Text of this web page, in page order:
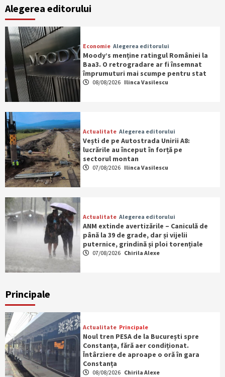
Alegerea editorului
Economie Alegerea editorului
Moody’s menține ratingul României la
Baa3. O retrogradare ar fi însemnat
împrumuturi mai scumpe pentru stat
08/08/2026 Ilinca Vasilescu
Actualitate Alegerea editorului
Vești de pe Autostrada Unirii A8:
lucrările au început în forță pe
sectorul montan
07/08/2026 Ilinca Vasilescu
Actualitate Alegerea editorului
ANM extinde avertizările – Caniculă de
până la 39 de grade, dar și vijelii
puternice, grindină și ploi torențiale
07/08/2026 Chirila Alexe
Principale
Actualitate Principale
Noul tren PESA de la București spre
Constanța, fără aer condiționat.
Întârziere de aproape o oră în gara
Constanța
08/08/2026 Chirila Alexe